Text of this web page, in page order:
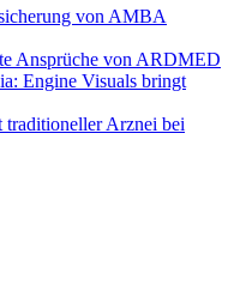
von AMBA
Ansprüche von ARDMED
Engine Visuals bringt
traditioneller Arznei bei